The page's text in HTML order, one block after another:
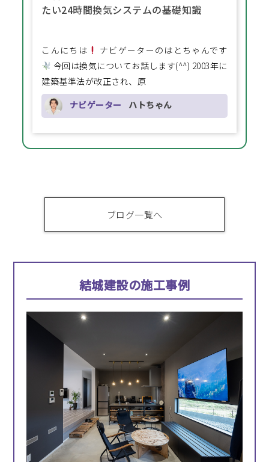
たい24時間換気システムの基礎知識
こんにちは
ナビゲーターのはとちゃんです
今回は換気についてお話します(^^) 2003年に
建築基準法が改正され、原
ナビゲーター
ハトちゃん
ブログ一覧へ
結城建設の施工事例